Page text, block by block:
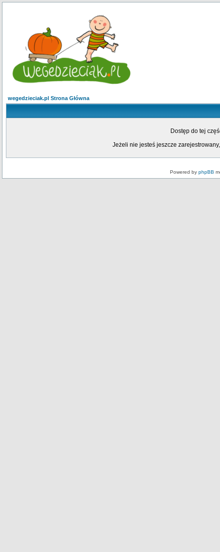
wegedzieciak.pl Strona Główna
Dostęp do tej
Jeżeli nie jesteś jeszcze
Powered by phpBB